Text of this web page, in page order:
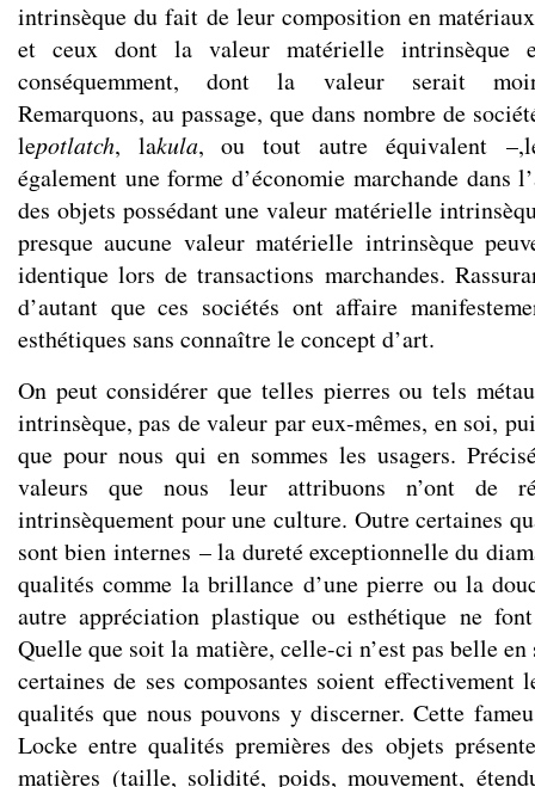
intrinsèque du fait de leur composition en
et ceux dont la valeur matérielle intrinsèque
conséquemment, dont la valeur serait
Remarquons, au passage, que dans nombre de
lepotlatch, lakula, ou tout autre équivalent
également une forme d’économie marchande dans
des objets possédant une valeur matérielle
presque aucune valeur matérielle intrinsèque
identique lors de transactions marchandes.
d’autant que ces sociétés ont affaire
esthétiques sans connaître le concept d’art.
On peut considérer que telles pierres ou tels
intrinsèque, pas de valeur par eux-mêmes, en soi,
que pour nous qui en sommes les usagers.
valeurs que nous leur attribuons n’ont de
intrinsèquement pour une culture. Outre certaines
sont bien internes – la dureté exceptionnelle du
qualités comme la brillance d’une pierre ou la
autre appréciation plastique ou esthétique ne
Quelle que soit la matière, celle-ci n’est pas belle
certaines de ses composantes soient effectivement
qualités que nous pouvons y discerner. Cette
Locke entre qualités premières des objets
matières (taille, solidité, poids, mouvement,